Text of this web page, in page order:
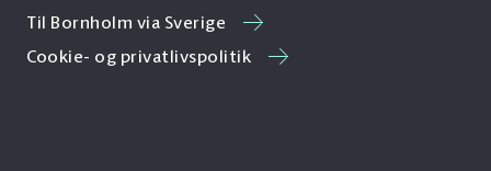
Til Bornholm via Sverige
Cookie- og privatlivspolitik